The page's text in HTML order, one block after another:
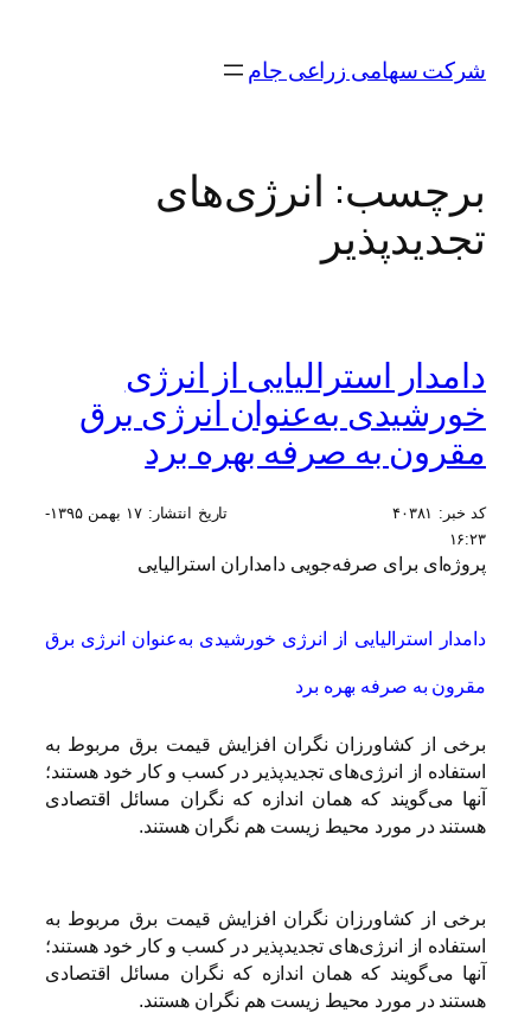
محتواشرکت سهامی زراعی جام
برچسب: انرژی‌های
تجدیدپذیر
دامدار استرالیایی از انرژی
خورشیدی به‌عنوان انرژی برق
مقرون به صرفه بهره برد
کد خبر: ۴۰۳۸۱ تاریخ انتشار:
۱۷ بهمن ۱۳۹۵-
۱۶:۲۳
پروژه‌ای برای صرفه‌جویی دامداران استرالیایی
دامدار استرالیایی از انرژی خورشیدی به‌عنوان انرژی برق
مقرون به صرفه بهره برد
برخی از کشاورزان نگران افزایش قیمت برق مربوط به
استفاده از انرژی‌های تجدیدپذیر در کسب و کار خود هستند؛
آنها می‌گویند که همان اندازه که نگران مسائل اقتصادی
هستند در مورد محیط زیست هم نگران هستند.
برخی از کشاورزان نگران افزایش قیمت برق مربوط به
استفاده از انرژی‌های تجدیدپذیر در کسب و کار خود هستند؛
آنها می‌گویند که همان اندازه که نگران مسائل اقتصادی
هستند در مورد محیط زیست هم نگران هستند.